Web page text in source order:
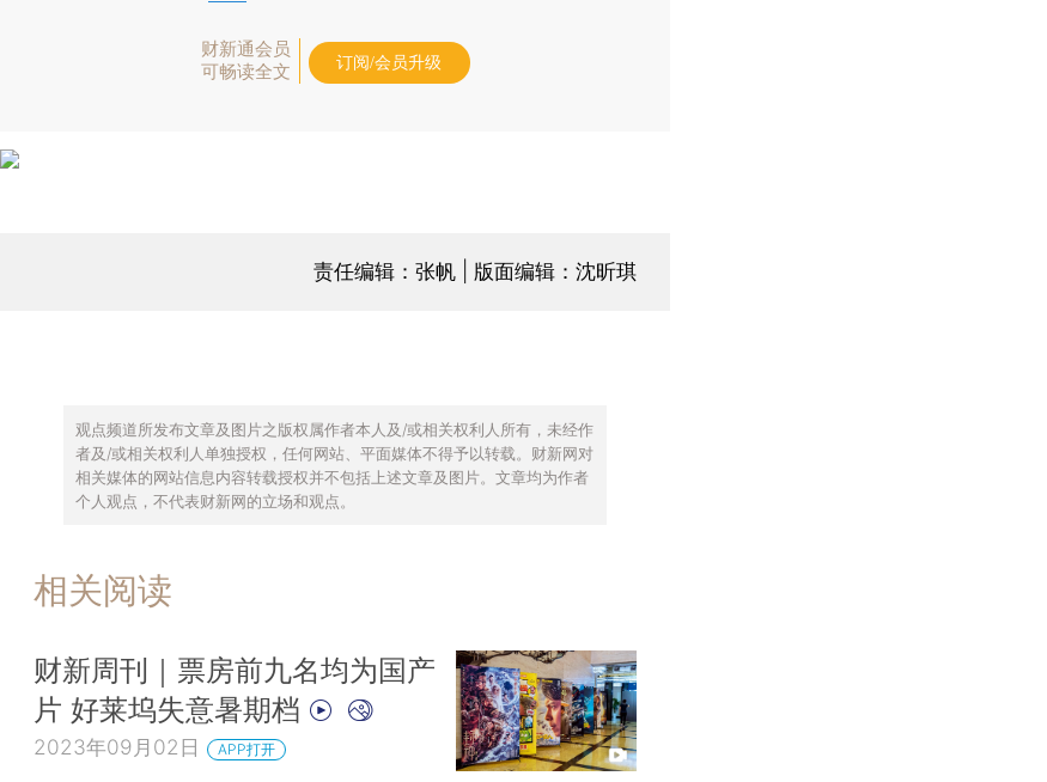
财新通会员
可畅读全文
订阅/会员升级
责任编辑：张帆 | 版面编辑：沈昕琪
观点频道所发布文章及图片之版权属作者本人及/或相关权利人所有，未经作
者及/或相关权利人单独授权，任何网站、平面媒体不得予以转载。财新网对
相关媒体的网站信息内容转载授权并不包括上述文章及图片。文章均为作者
个人观点，不代表财新网的立场和观点。
相关阅读
财新周刊｜票房前九名均为国产
片 好莱坞失意暑期档
2023年09月02日 APP打开